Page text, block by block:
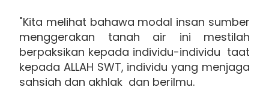
"Kita melihat bahawa modal insan sumber
menggerakan tanah air ini mestilah
berpaksikan kepada individu-individu taat
kepada ALLAH SWT, individu yang menjaga
sahsiah dan akhlak dan berilmu.